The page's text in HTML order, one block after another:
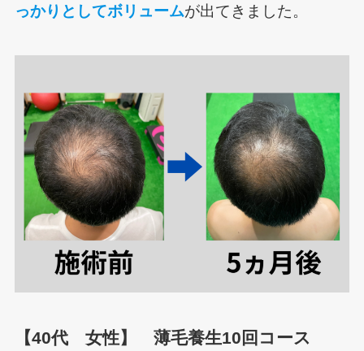
っかりとしてボリュームが出てきました。
【40代 女性】 薄毛養生10回コース